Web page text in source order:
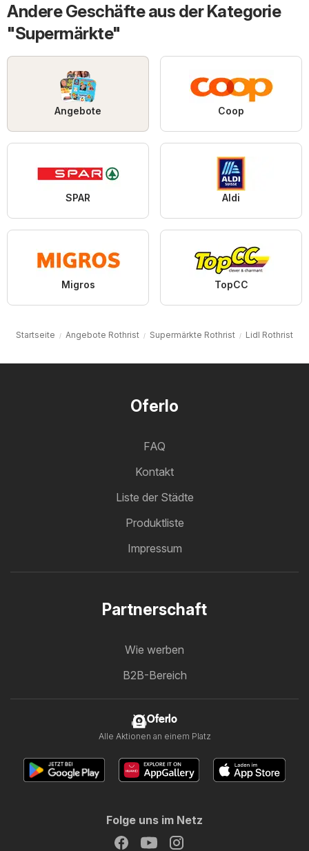
Andere Geschäfte aus der Kategorie
"Supermärkte"
Angebote Coop
SPAR Aldi
Migros TopCC
Startseite Angebote Rothrist Supermärkte Rothrist Lidl Rothrist
Oferlo
FAQ
Kontakt
Liste der Städte
Produktliste
Impressum
Partnerschaft
Wie werben
B2B-Bereich
Oferlo
Alle Aktionen an einem Platz
Folge uns im Netz